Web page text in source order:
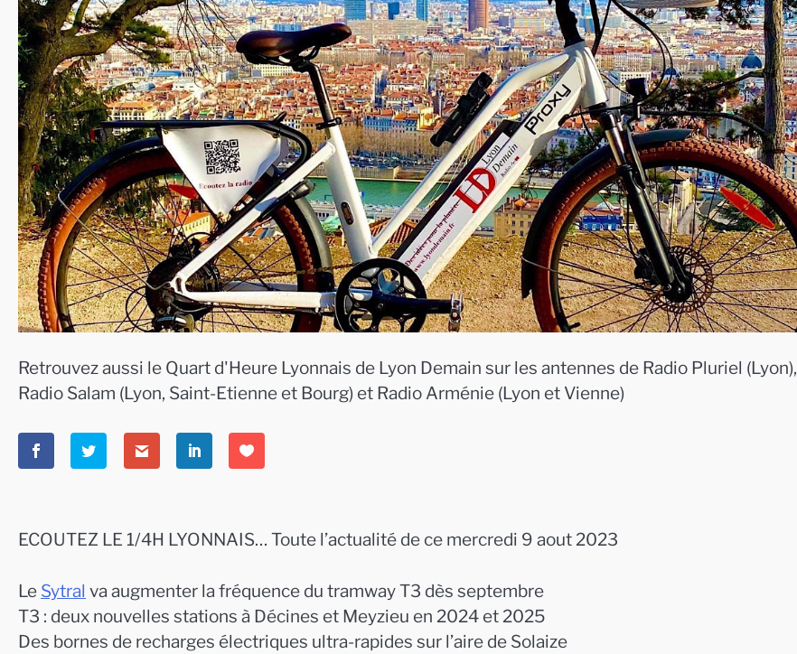
Retrouvez aussi le Quart d'Heure Lyonnais de Lyon Demain sur les antennes de Radio Pluriel (Lyon),
Radio Salam (Lyon, Saint-Etienne et Bourg) et Radio Arménie (Lyon et Vienne)
ECOUTEZ LE 1/4H LYONNAIS… Toute l’actualité de ce mercredi 9 aout 2023
Le Sytral va augmenter la fréquence du tramway T3 dès septembre
T3 : deux nouvelles stations à Décines et Meyzieu en 2024 et 2025
Des bornes de recharges électriques ultra-rapides sur l’aire de Solaize